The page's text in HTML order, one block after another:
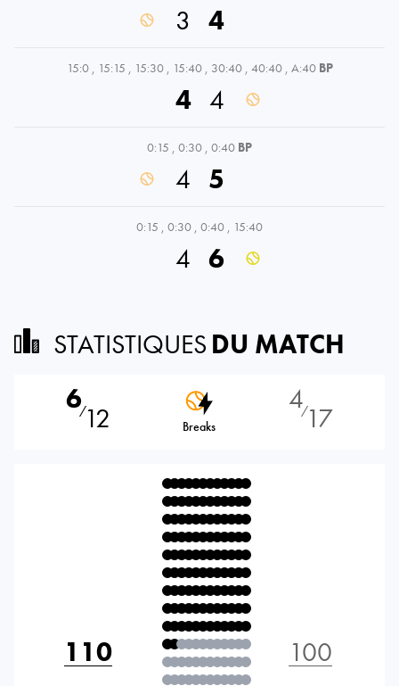
3 4
15:0 , 15:15 , 15:30 , 15:40 , 30:40 , 40:40 , A:40 BP
4 4
0:15 , 0:30 , 0:40 BP
4 5
0:15 , 0:30 , 0:40 , 15:40
4 6
STATISTIQUES DU MATCH
6⁄12 Breaks
4⁄17
110 100